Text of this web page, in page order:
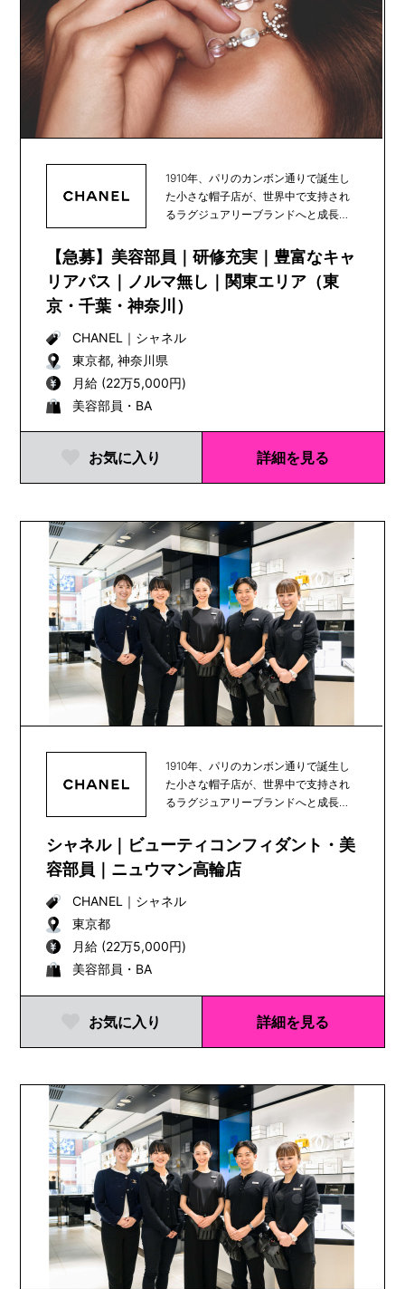
1910年、パリのカンボン通りで誕生し
た小さな帽子店が、世界中で支持され
るラグジュアリーブランドへと成長
【急募】美容部員｜研修充実｜豊富なキャ
リアパス｜ノルマ無し｜関東エリア（東
京・千葉・神奈川）
CHANEL ｜ シャネル
東京都, 神奈川県
月給 (22万5,000円)
美容部員・BA
お気に入り 詳細を見る
1910年、パリのカンボン通りで誕生し
た小さな帽子店が、世界中で支持され
るラグジュアリーブランドへと成長
シャネル｜ビューティコンフィダント・美
容部員｜ニュウマン高輪店
CHANEL｜ シャネル
東京都
月給 (22万5,000円)
美容部員・BA
お気に入り 詳細を見る